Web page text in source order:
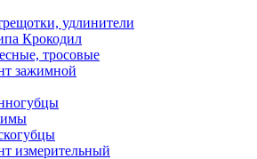
удлинители
Крокодил
тросовые
зажимной
измерительный